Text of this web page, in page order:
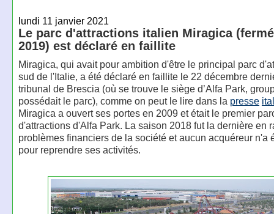
lundi 11 janvier 2021
Le parc d'attractions italien Miragica
2019) est déclaré en faillite
Miragica, qui avait pour ambition d'être le principal parc
sud de l'Italie, a été déclaré en faillite le 22 décembre
tribunal de Brescia (où se trouve le siège d’Alfa Park,
possédait le parc), comme on peut le lire dans la presse
Miragica a ouvert ses portes en 2009 et était le premier
d'attractions d'Alfa Park. La saison 2018 fut la dernière en
problèmes financiers de la société et aucun acquéreur n'a
pour reprendre ses activités.